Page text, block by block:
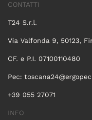
CONTATTI
T24 S.r.l.
Via Valfonda 9, 50123,
CF. e P.I. 07100110480
Pec:
+39 055 27071
INFO